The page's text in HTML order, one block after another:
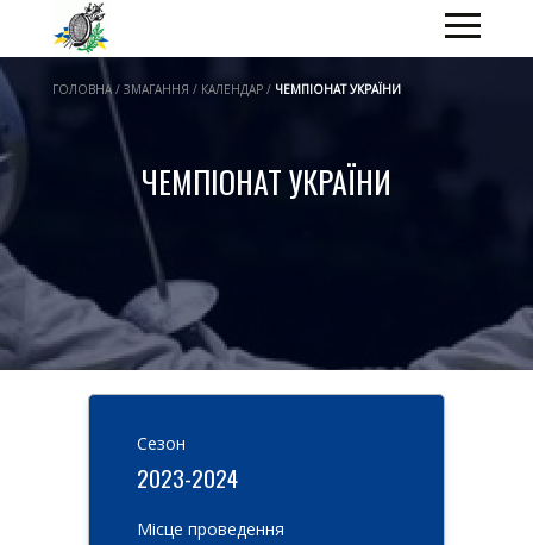
ГОЛОВНА / ЗМАГАННЯ / КАЛЕНДАР / ЧЕМПІОНАТ УКРАЇНИ
ЧЕМПІОНАТ УКРАЇНИ
Cезон
2023-2024
Місце проведення